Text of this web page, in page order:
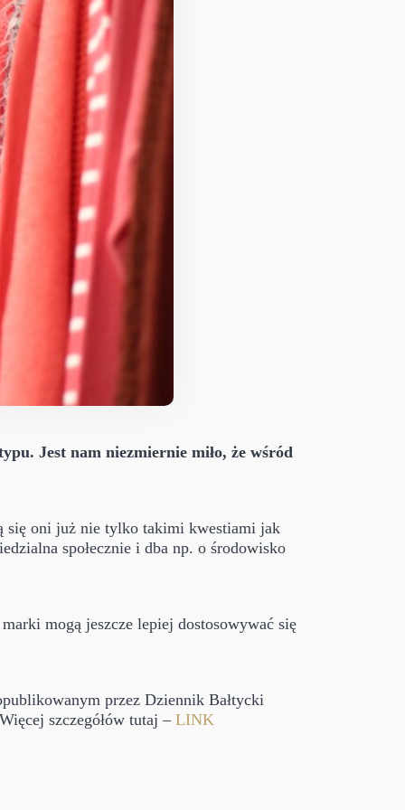
Jest nam niezmiernie miło, że wśród
się oni już nie tylko takimi kwestiami jak
społecznie i dba np. o środowisko
mogą jeszcze lepiej dostosowywać się
przez Dziennik Bałtycki
szczegółów tutaj – LINK